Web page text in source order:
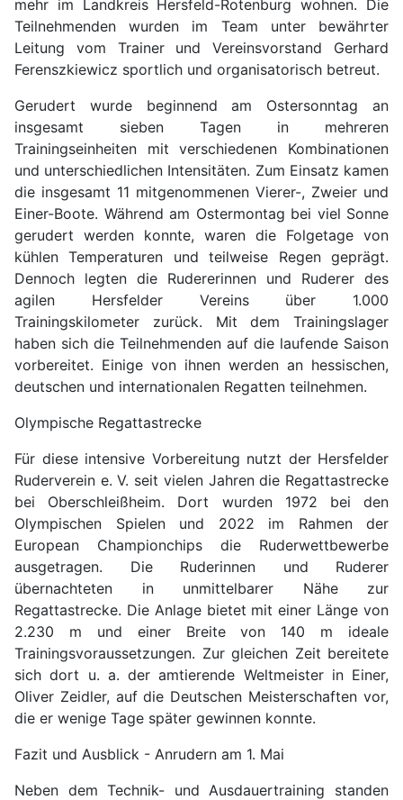
mehr im Landkreis Hersfeld-Rotenburg wohnen. Die
Teilnehmenden wurden im Team unter bewährter
Leitung vom Trainer und Vereinsvorstand Gerhard
Ferenszkiewicz sportlich und organisatorisch betreut.
Gerudert wurde beginnend am Ostersonntag an
insgesamt sieben Tagen in mehreren
Trainingseinheiten mit verschiedenen Kombinationen
und unterschiedlichen Intensitäten. Zum Einsatz kamen
die insgesamt 11 mitgenommenen Vierer-, Zweier und
Einer-Boote. Während am Ostermontag bei viel Sonne
gerudert werden konnte, waren die Folgetage von
kühlen Temperaturen und teilweise Regen geprägt.
Dennoch legten die Rudererinnen und Ruderer des
agilen Hersfelder Vereins über 1.000
Trainingskilometer zurück. Mit dem Trainingslager
haben sich die Teilnehmenden auf die laufende Saison
vorbereitet. Einige von ihnen werden an hessischen,
deutschen und internationalen Regatten teilnehmen.
Olympische Regattastrecke
Für diese intensive Vorbereitung nutzt der Hersfelder
Ruderverein e. V. seit vielen Jahren die Regattastrecke
bei Oberschleißheim. Dort wurden 1972 bei den
Olympischen Spielen und 2022 im Rahmen der
European Championchips die Ruderwettbewerbe
ausgetragen. Die Ruderinnen und Ruderer
übernachteten in unmittelbarer Nähe zur
Regattastrecke. Die Anlage bietet mit einer Länge von
2.230 m und einer Breite von 140 m ideale
Trainingsvoraussetzungen. Zur gleichen Zeit bereitete
sich dort u. a. der amtierende Weltmeister in Einer,
Oliver Zeidler, auf die Deutschen Meisterschaften vor,
die er wenige Tage später gewinnen konnte.
Fazit und Ausblick - Anrudern am 1. Mai
Neben dem Technik- und Ausdauertraining standen